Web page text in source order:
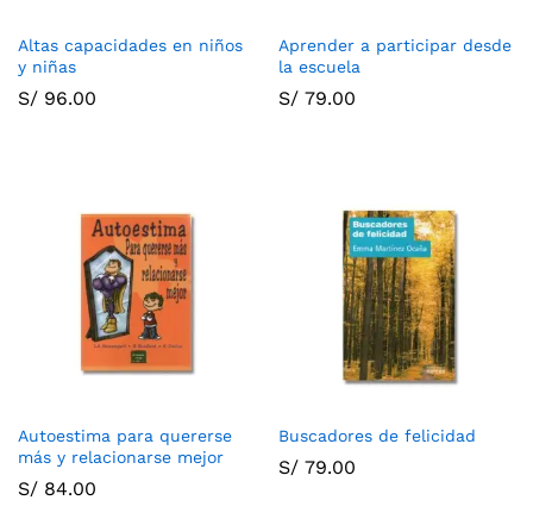
Altas capacidades en niños
y niñas
S/ 96.00
Aprender a participar desde
la escuela
S/ 79.00
Autoestima para quererse
más y relacionarse mejor
S/ 84.00
Buscadores de felicidad
S/ 79.00